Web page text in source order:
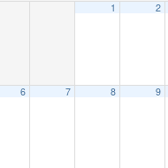
1 2
6 7 8 9